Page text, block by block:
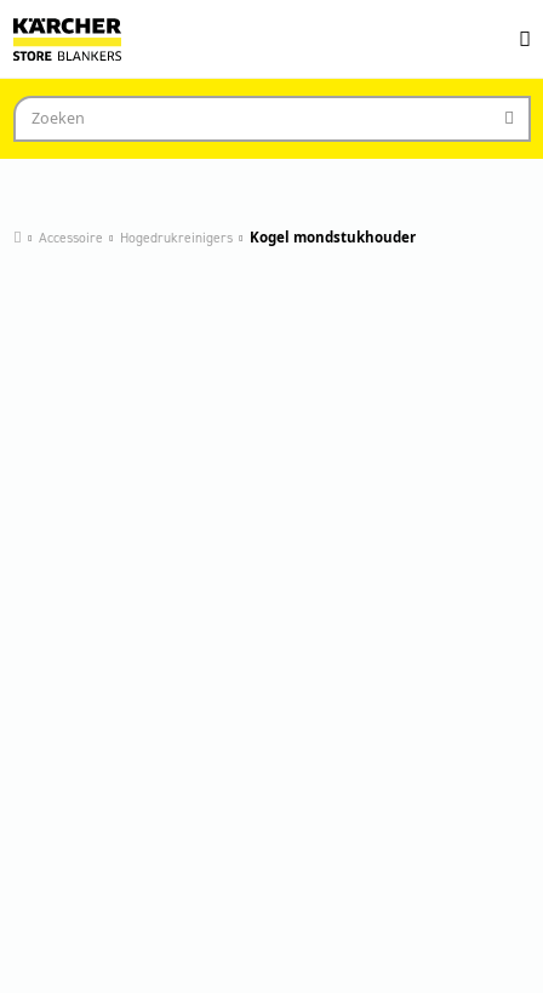
Accessoire Hogedrukreinigers Kogel mondstukhouder